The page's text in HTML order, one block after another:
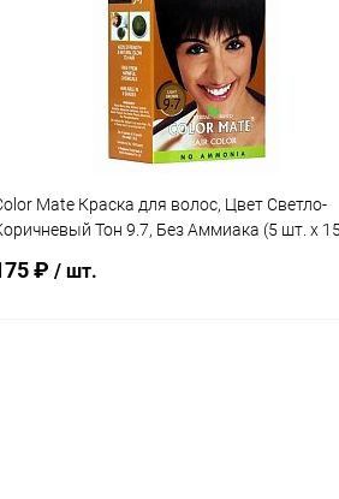
Купить в 1 клик Сравнение
Под заказ
Mate Краска для волос, Цвет Светло-
Тон 9.7, Без Аммиака (5 шт. х
₽ / шт.